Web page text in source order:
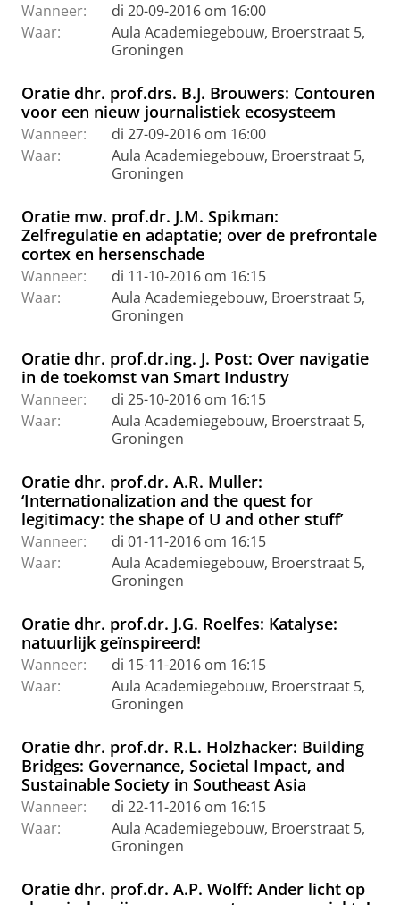
Wanneer:
di 20-09-2016 om 16:00
Waar:
Aula Academiegebouw, Broerstraat 5,
Groningen
Oratie dhr. prof.drs. B.J. Brouwers: Contouren
voor een nieuw journalistiek ecosysteem
Wanneer:
di 27-09-2016 om 16:00
Waar:
Aula Academiegebouw, Broerstraat 5,
Groningen
Oratie mw. prof.dr. J.M. Spikman:
Zelfregulatie en adaptatie; over de prefrontale
cortex en hersenschade
Wanneer:
di 11-10-2016 om 16:15
Waar:
Aula Academiegebouw, Broerstraat 5,
Groningen
Oratie dhr. prof.dr.ing. J. Post: Over navigatie
in de toekomst van Smart Industry
Wanneer:
di 25-10-2016 om 16:15
Waar:
Aula Academiegebouw, Broerstraat 5,
Groningen
Oratie dhr. prof.dr. A.R. Muller:
‘Internationalization and the quest for
legitimacy: the shape of U and other stuff’
Wanneer:
di 01-11-2016 om 16:15
Waar:
Aula Academiegebouw, Broerstraat 5,
Groningen
Oratie dhr. prof.dr. J.G. Roelfes: Katalyse:
natuurlijk geïnspireerd!
Wanneer:
di 15-11-2016 om 16:15
Waar:
Aula Academiegebouw, Broerstraat 5,
Groningen
Oratie dhr. prof.dr. R.L. Holzhacker: Building
Bridges: Governance, Societal Impact, and
Sustainable Society in Southeast Asia
Wanneer:
di 22-11-2016 om 16:15
Waar:
Aula Academiegebouw, Broerstraat 5,
Groningen
Oratie dhr. prof.dr. A.P. Wolff: Ander licht op